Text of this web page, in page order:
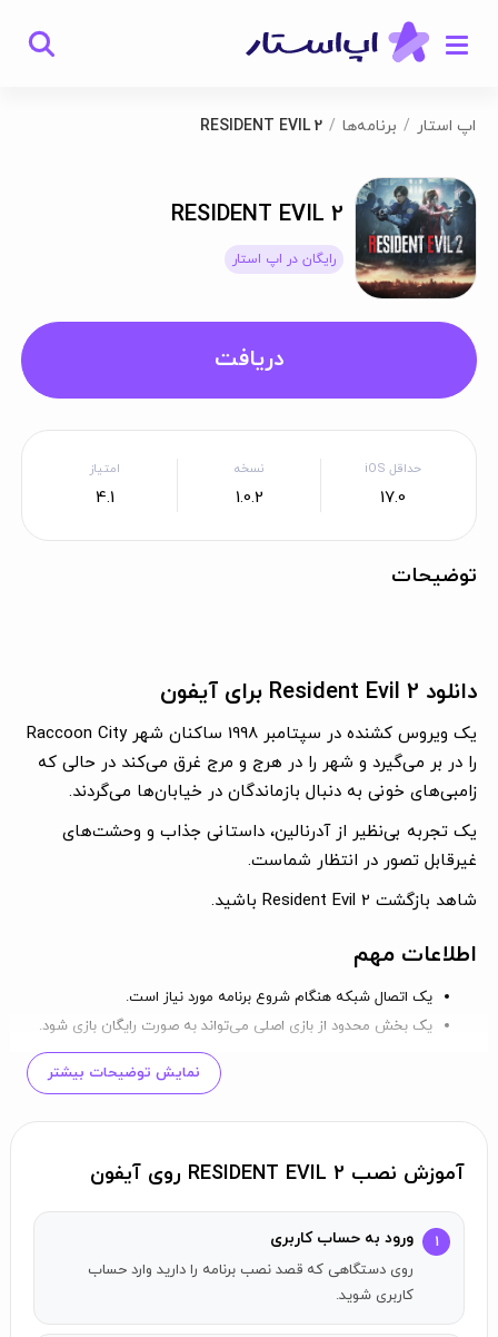
اپ استار برنامه‌ها RESIDENT EVIL 2
RESIDENT EVIL 2
رایگان در اپ استار
دریافت
حداقل iOS
17.0
نسخه
1.0.2
امتیاز
4.1
توضیحات
دانلود Resident Evil 2 برای آیفون
یک ویروس کشنده در سپتامبر 1998 ساکنان شهر Raccoon City
را در بر می‌گیرد و شهر را در هرج و مرج غرق می‌کند در حالی که
زامبی‌های خونی به دنبال بازماندگان در خیابان‌ها می‌گردند.
یک تجربه بی‌نظیر از آدرنالین، داستانی جذاب و وحشت‌های
غیرقابل تصور در انتظار شماست.
شاهد بازگشت Resident Evil 2 باشید.
اطلاعات مهم
یک اتصال شبکه هنگام شروع برنامه مورد نیاز است.
یک بخش محدود از بازی اصلی می‌تواند به صورت رایگان بازی شود.
برای بازی کامل، خرید درون‌برنامه‌ای الزامی است.
کیبورد و موس پشتیبانی نمی‌شوند. ما توصیه می‌کنیم این بازی را با
این برنامه حدود 25 گیگابایت است. توجه مهم: روند نصب نیاز دارد
توجه: زمان تخمین‌زده شده برای دانلود بر اساس سرعت اتصال:
نمایش توضیحات بیشتر
آموزش نصب RESIDENT EVIL 2 روی آیفون
۱ ورود به حساب کاربری
روی دستگاهی که قصد نصب برنامه را دارید وارد حساب
کاربری شوید.